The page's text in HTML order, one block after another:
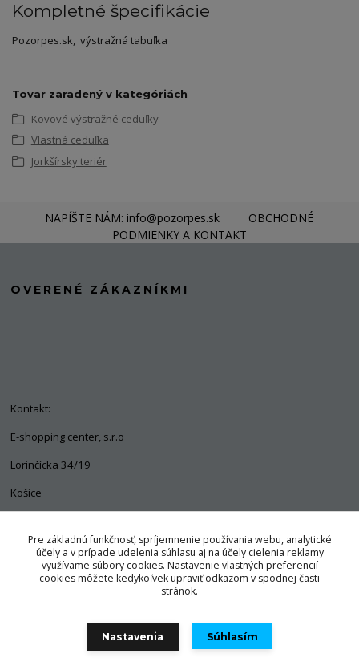
Kompletné špecifikácie
Pozorpes.sk, výstražná tabuľka
Tovar zaradený v kategóriách
Kovové výstražné ceduľky
Vlastná ceduľka
Jorkšírsky teriér
NAPÍŠTE NÁM: info@pozorpes.sk
OBCHODNÉ
PODMIENKY A KONTAKT
OVERENÉ ZÁKAZNÍKMI
Kontakt:
E-shopping center, s.r.o
Lorinčícka 34/19
Košice
+421 903 563 637
info@pozorpes.sk
Pre základnú funkčnosť, spríjemnenie používania webu, analytické
účely a v prípade udelenia súhlasu aj na účely cielenia reklamy
využívame súbory cookies. Nastavenie vlastných preferencií
cookies môžete kedykoľvek upraviť odkazom v spodnej časti
stránok.
Nastavenia Súhlasím